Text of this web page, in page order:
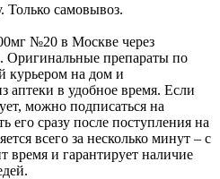
Только самовывоз.
№20 в Москве через
Оригинальные препараты по
курьером на дом и
аптеки в удобное время. Если
можно подписаться на
его сразу после поступления на
всего за несколько минут – с
время и гарантирует наличие